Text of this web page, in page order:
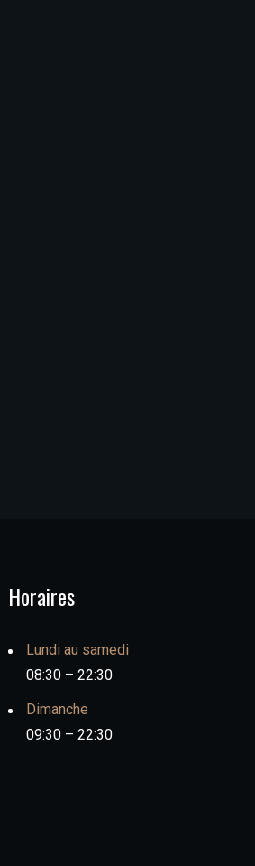
Horaires
Lundi au samedi
08:30 – 22:30
Dimanche
09:30 – 22:30